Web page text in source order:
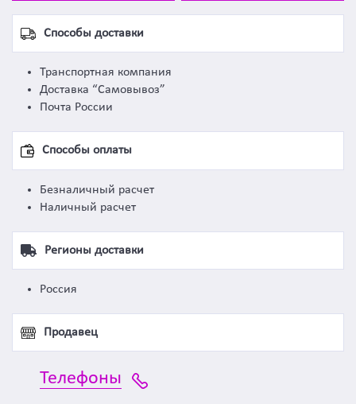
Способы доставки
Транспортная компания
Доставка “Самовывоз”
Почта России
Способы оплаты
Безналичный расчет
Наличный расчет
Регионы доставки
Россия
Продавец
Телефоны